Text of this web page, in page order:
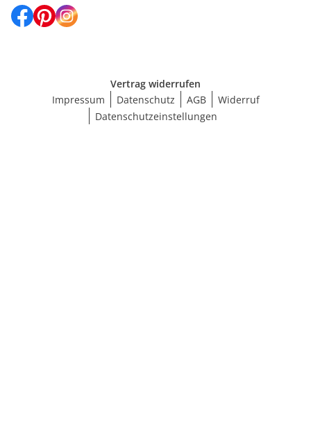
Vertrag widerrufen
Impressum
Datenschutz AGB
Widerruf
Datenschutzeinstellungen